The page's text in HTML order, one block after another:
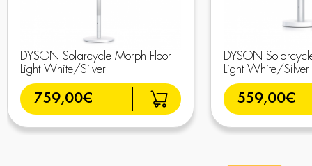
DYSON Solarcycle Morph Floor
Light White/Silver
759,00€
DYSON
Light White/Silver
559,00€